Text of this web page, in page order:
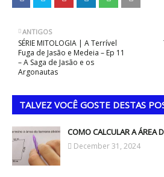
ANTIGOS
SÉRIE MITOLOGIA | A Terrível
Fuga de Jasão e Medeia – Ep 11
– A Saga de Jasão e os
Argonautas
TALVEZ VOCÊ GOSTE DESTAS
COMO CALCULAR A ÁREA
December 31, 2024